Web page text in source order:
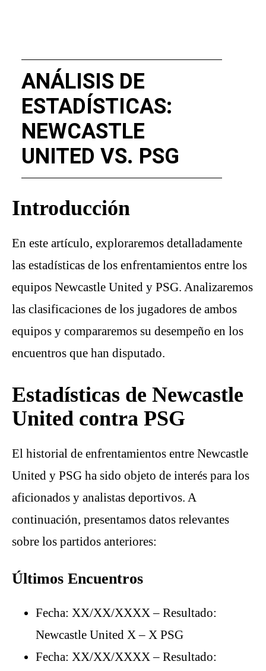
ANÁLISIS DE
ESTADÍSTICAS:
NEWCASTLE
UNITED VS. PSG
Introducción
En este artículo, exploraremos detalladamente
las estadísticas de los enfrentamientos entre los
equipos Newcastle United y PSG. Analizaremos
las clasificaciones de los jugadores de ambos
equipos y compararemos su desempeño en los
encuentros que han disputado.
Estadísticas de Newcastle
United contra PSG
El historial de enfrentamientos entre Newcastle
United y PSG ha sido objeto de interés para los
aficionados y analistas deportivos. A
continuación, presentamos datos relevantes
sobre los partidos anteriores:
Últimos Encuentros
Fecha: XX/XX/XXXX – Resultado:
Newcastle United X – X PSG
Fecha: XX/XX/XXXX – Resultado: